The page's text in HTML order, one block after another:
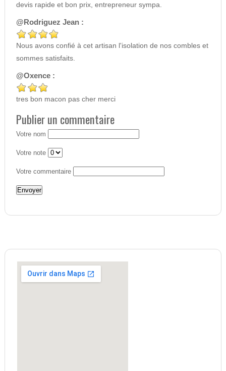
devis rapide et bon prix, entrepreneur sympa.
@Rodriguez Jean :
Nous avons confié à cet artisan l'isolation de nos combles et
sommes satisfaits.
@Oxence :
tres bon macon pas cher merci
Publier un commentaire
Votre nom
Votre note
Votre commentaire